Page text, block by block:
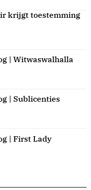
krijgt toestemming
| Witwaswalhalla
| Sublicenties
| First Lady